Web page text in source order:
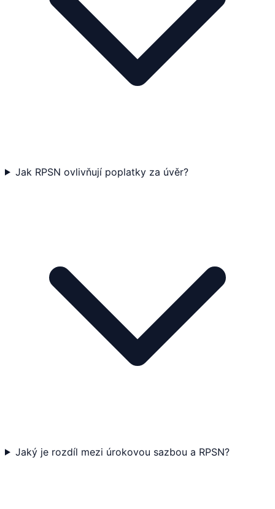
Jak RPSN ovlivňují poplatky za úvěr?
Jaký je rozdíl mezi úrokovou sazbou a RPSN?